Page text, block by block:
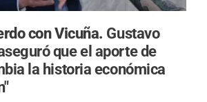
con Vicuña. Gustavo
que el aporte de
la historia económica